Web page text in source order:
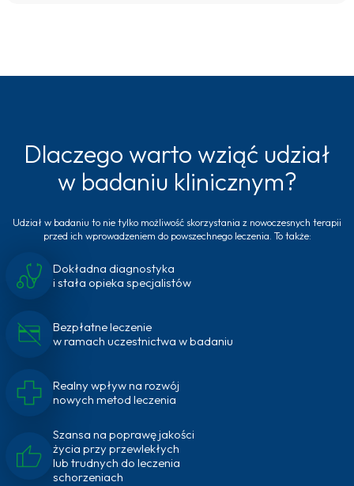
Dlaczego warto wziąć udział
w badaniu klinicznym?
Udział w badaniu to nie tylko możliwość skorzystania z nowoczesnych terapii
przed ich wprowadzeniem do powszechnego leczenia. To także:
Dokładna diagnostyka
i stała opieka specjalistów
Bezpłatne leczenie
w ramach uczestnictwa w badaniu
Realny wpływ na rozwój
nowych metod leczenia
Szansa na poprawę jakości
życia przy przewlekłych
lub trudnych do leczenia
schorzeniach